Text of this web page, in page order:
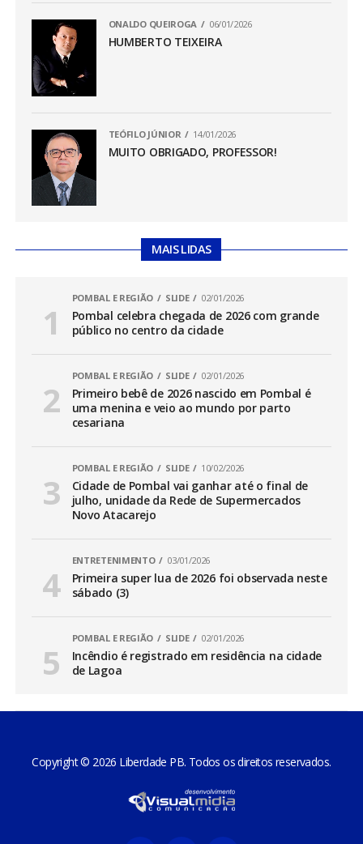
ONALDO QUEIROGA 06/01/2026
HUMBERTO TEIXEIRA
TEÓFILO JÚNIOR 14/01/2026
MUITO OBRIGADO, PROFESSOR!
MAIS LIDAS
POMBAL E REGIÃO SLIDE 02/01/2026
Pombal celebra chegada de 2026 com grande
público no centro da cidade
POMBAL E REGIÃO SLIDE 02/01/2026
Primeiro bebê de 2026 nascido em Pombal é
uma menina e veio ao mundo por parto
cesariana
POMBAL E REGIÃO SLIDE 10/02/2026
Cidade de Pombal vai ganhar até o final de
julho, unidade da Rede de Supermercados
Novo Atacarejo
ENTRETENIMENTO 03/01/2026
Primeira super lua de 2026 foi observada neste
sábado (3)
POMBAL E REGIÃO SLIDE 02/01/2026
Incêndio é registrado em residência na cidade
de Lagoa
Copyright © 2026 Liberdade PB. Todos os direitos reservados.